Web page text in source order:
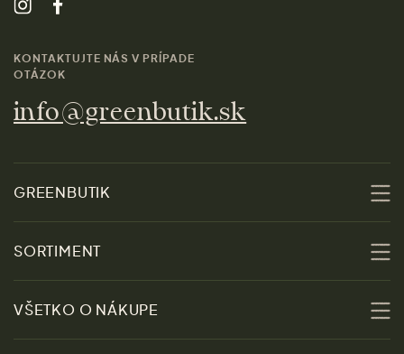
KONTAKTUJTE NÁS V PRÍPADE
OTÁZOK
info@greenbutik.sk
GREENBUTIK
Udržateľnosť
SORTIMENT
Zľavy
Ženy
VŠETKO O NÁKUPE